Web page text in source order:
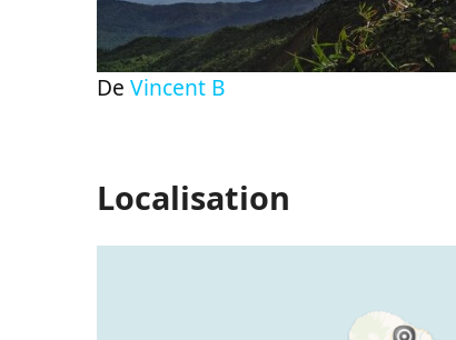
De Vincent B
Localisation